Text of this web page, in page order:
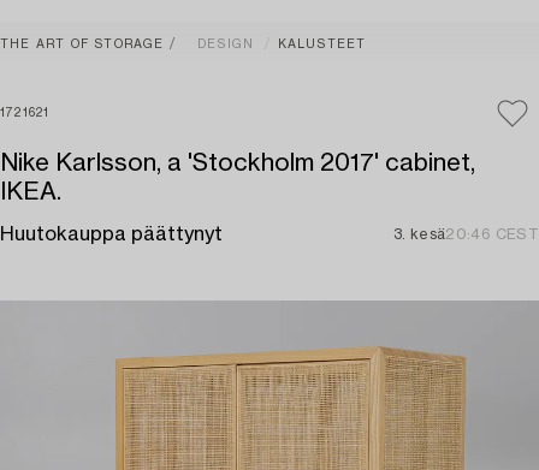
THE ART OF STORAGE DESIGN KALUSTEET
1721621
Nike Karlsson, a 'Stockholm 2017' cabinet,
IKEA.
Huutokauppa päättynyt 3. kesä20:46 CEST